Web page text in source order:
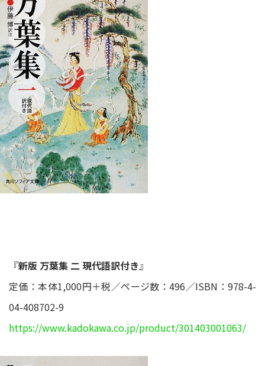
『新版 万葉集 二 現代語訳付き』
定価：本体1,000円＋税／ページ数：496／ISBN：978-4-
04-408702-9
https://www.kadokawa.co.jp/product/301403001063/